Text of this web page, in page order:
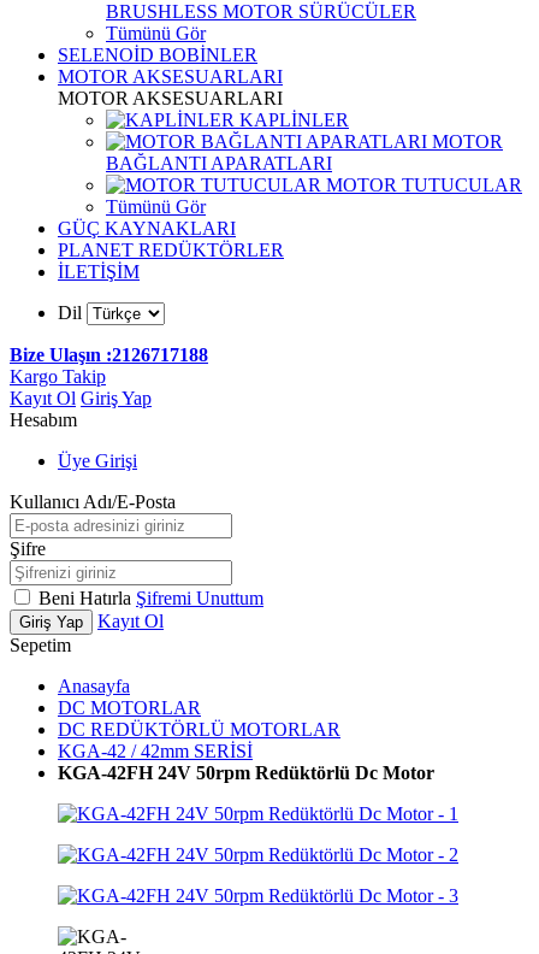
BRUSHLESS MOTOR SÜRÜCÜLER
Tümünü Gör
SELENOİD BOBİNLER
MOTOR AKSESUARLARI
MOTOR AKSESUARLARI
KAPLİNLER
MOTOR
BAĞLANTI APARATLARI
MOTOR TUTUCULAR
Tümünü Gör
GÜÇ KAYNAKLARI
PLANET REDÜKTÖRLER
İLETİŞİM
Dil
Bize Ulaşın :2126717188
Kargo Takip
Kayıt Ol Giriş Yap
Hesabım
Üye Girişi
Kullanıcı Adı/E-Posta
Şifre
Beni Hatırla Şifremi Unuttum
Giriş Yap
Kayıt Ol
Sepetim
Anasayfa
DC MOTORLAR
DC REDÜKTÖRLÜ MOTORLAR
KGA-42 / 42mm SERİSİ
KGA-42FH 24V 50rpm Redüktörlü Dc Motor